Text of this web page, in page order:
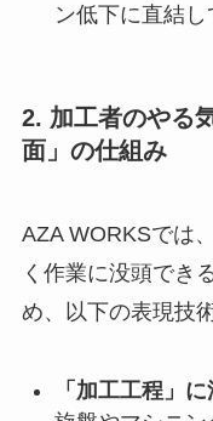
ン低下に直結し
2. 加工者のやる
面」の仕組み
AZA WORKSでは
く作業に没頭でき
め、以下の表現技
「加工工程」